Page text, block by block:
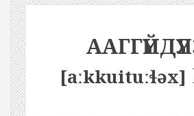
[aːkkuituːɬəx]